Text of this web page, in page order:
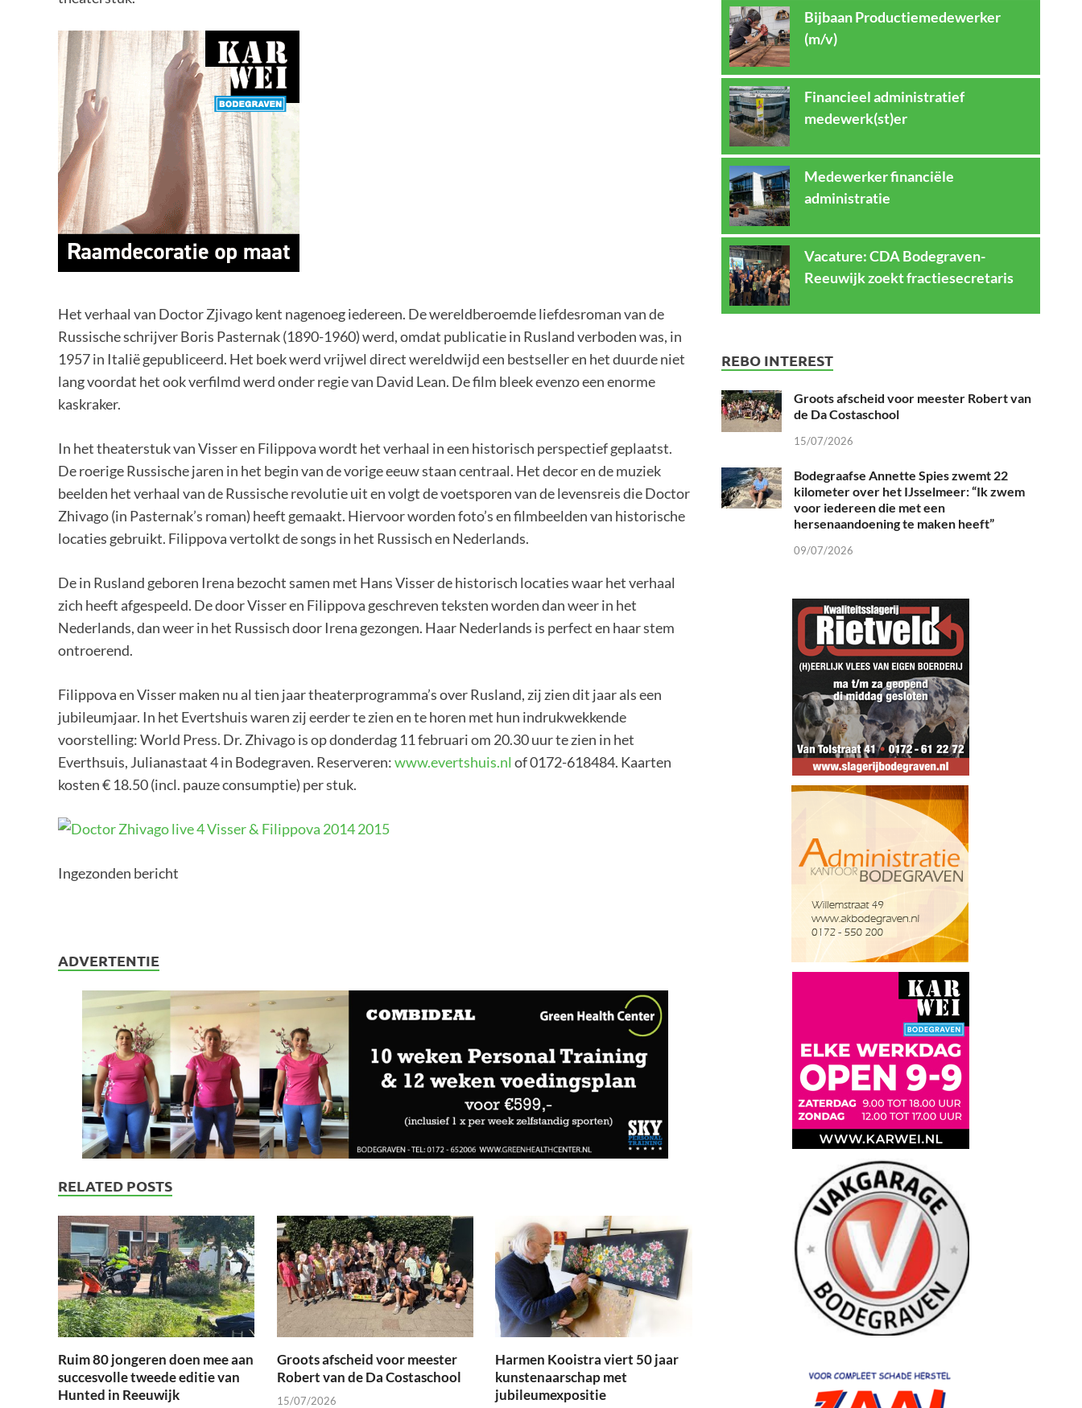
Het verhaal van Doctor Zjivago kent nagenoeg iedereen. De wereldberoemde liefdesroman van de
Russische schrijver Boris Pasternak (1890-1960) werd, omdat publicatie in Rusland verboden was, in
1957 in Italië gepubliceerd. Het boek werd vrijwel direct wereldwijd een bestseller en het duurde niet
lang voordat het ook verfilmd werd onder regie van David Lean. De film bleek evenzo een enorme
kaskraker.
In het theaterstuk van Visser en Filippova wordt het verhaal in een historisch perspectief geplaatst.
De roerige Russische jaren in het begin van de vorige eeuw staan centraal. Het decor en de muziek
beelden het verhaal van de Russische revolutie uit en volgt de voetsporen van de levensreis die Doctor
Zhivago (in Pasternak’s roman) heeft gemaakt. Hiervoor worden foto’s en filmbeelden van historische
locaties gebruikt. Filippova vertolkt de songs in het Russisch en Nederlands.
De in Rusland geboren Irena bezocht samen met Hans Visser de historisch locaties waar het verhaal
zich heeft afgespeeld. De door Visser en Filippova geschreven teksten worden dan weer in het
Nederlands, dan weer in het Russisch door Irena gezongen. Haar Nederlands is perfect en haar stem
ontroerend.
Filippova en Visser maken nu al tien jaar theaterprogramma’s over Rusland, zij zien dit jaar als een
jubileumjaar. In het Evertshuis waren zij eerder te zien en te horen met hun indrukwekkende
voorstelling: World Press. Dr. Zhivago is op donderdag 11 februari om 20.30 uur te zien in het
Everthsuis, Julianastaat 4 in Bodegraven. Reserveren:www.evertshuis.nl of 0172-618484. Kaarten
kosten € 18.50 (incl. pauze consumptie) per stuk.
Ingezonden bericht
ADVERTENTIE
RELATED POSTS
Ruim 80 jongeren doen mee aan
succesvolle tweede editie van
Hunted in Reeuwijk
Groots afscheid voor meester
Robert van de Da Costaschool
15/07/2026
Harmen Kooistra viert 50 jaar
kunstenaarschap met
jubileumexpositie
Bijbaan Productiemedewerker
(m/v)
Financieel administratief
medewerk(st)er
Medewerker financiële
administratie
Vacature: CDA Bodegraven-
Reeuwijk zoekt fractiesecretaris
REBO INTEREST
Groots afscheid voor meester Robert van
de Da Costaschool
15/07/2026
Bodegraafse Annette Spies zwemt 22
kilometer over het IJsselmeer: “Ik zwem
voor iedereen die met een
hersenaandoening te maken heeft”
09/07/2026